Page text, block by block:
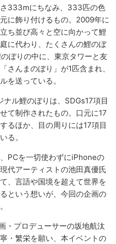
333mにちなみ、333匹の色
に飾り付けるもの。2009年に
ち並び高々と空に向かって鯉
に代わり、たくさんの鯉のぼ
ぼりの中に、東京タワーと友
さんまのぼり」が1匹含まれ、
を送っている。
ル鯉のぼりは、SDGs17項目
て制作されたもの。口元に17
るほか、目の周りには17項目
る。
PCを一切使わずにiPhoneの
代アーティストの池田真優氏
、言語や国境を超えて世界を
という想いが、今回の企画の
・プロデューサーの坂地航汰
・繁栄を願い、本イベントの